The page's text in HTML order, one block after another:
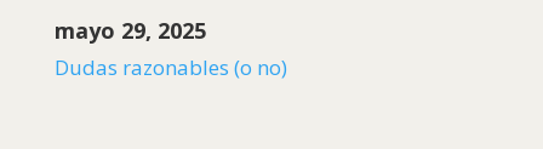
mayo 29, 2025
Dudas razonables (o no)